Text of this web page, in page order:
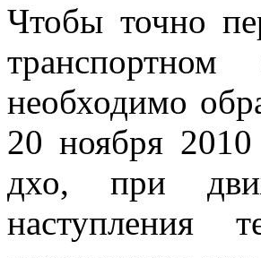
Чтобы точно
необходимо
20 ноября
дхо, при
наступления